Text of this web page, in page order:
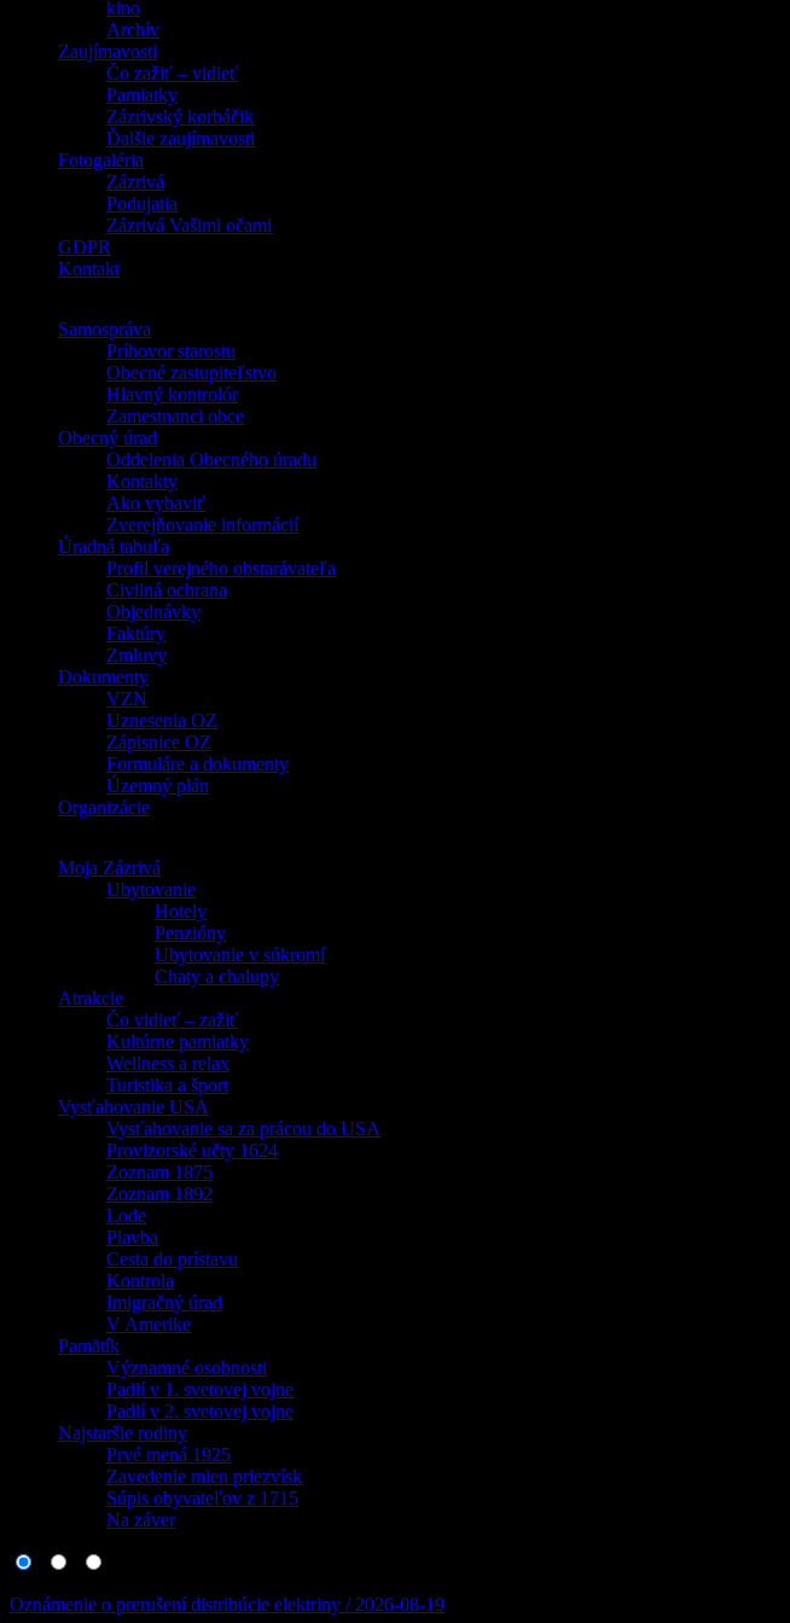
kino
Archív
Zaujímavosti
Čo zažiť – vidieť
Pamiatky
Zázrivský korbáčik
Ďalšie zaujímavosti
Fotogaléria
Zázrivá
Podujatia
Zázrivá Vašimi očami
GDPR
Kontakt
Samospráva
Príhovor starostu
Obecné zastupiteľstvo
Hlavný kontrolór
Zamestnanci obce
Obecný úrad
Oddelenia Obecného úradu
Kontakty
Ako vybaviť
Zverejňovanie informácií
Úradná tabuľa
Profil verejného obstarávateľa
Civilná ochrana
Objednávky
Faktúry
Zmluvy
Dokumenty
VZN
Uznesenia OZ
Zápisnice OZ
Formuláre a dokumenty
Územný plán
Organizácie
Moja Zázrivá
Ubytovanie
Hotely
Penzióny
Ubytovanie v súkromí
Chaty a chalupy
Atrakcie
Čo vidieť – zažiť
Kultúrne pamiatky
Wellness a relax
Turistika a šport
Vysťahovanie USA
Vysťahovanie sa za prácou do USA
Provizorské učty 1624
Zoznam 1875
Zoznam 1892
Lode
Plavba
Cesta do prístavu
Kontrola
Imigračný úrad
V Amerike
Pamätík
Významné osobnosti
Padlí v 1. svetovej vojne
Padlí v 2. svetovej vojne
Najstaršie rodiny
Prvé mená 1925
Zavedenie mien priezvísk
Súpis obyvateľov z 1715
Na záver
Oznámenie o prerušení distribúcie elektriny / 2026-08-19